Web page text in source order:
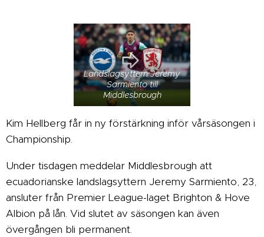
Landslagsyttern Jeremy
Sarmiento till
Middlesbrough
Kim Hellberg får in ny förstärkning inför vårsäsongen i
Championship.
Under tisdagen meddelar Middlesbrough att
ecuadorianske landslagsyttern Jeremy Sarmiento, 23,
ansluter från Premier League-laget Brighton & Hove
Albion på lån. Vid slutet av säsongen kan även
övergången bli permanent.